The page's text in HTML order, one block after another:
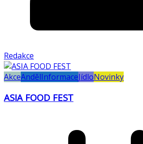
Redakce
AkceAndělInformaceJídloNovinky
ASIA FOOD FEST